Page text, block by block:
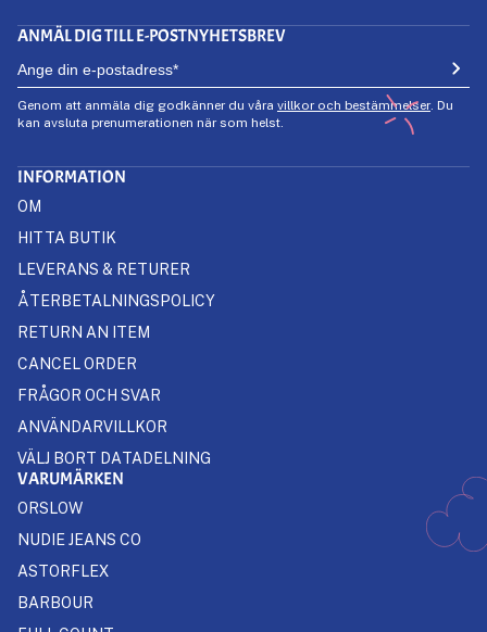
ANMÄL DIG TILL E-POSTNYHETSBREV
Genom att anmäla dig godkänner du våra villkor och bestämmelser. Du
kan avsluta prenumerationen när som helst.
INFORMATION
OM
HITTA BUTIK
LEVERANS & RETURER
ÅTERBETALNINGSPOLICY
RETURN AN ITEM
CANCEL ORDER
FRÅGOR OCH SVAR
ANVÄNDARVILLKOR
VÄLJ BORT DATADELNING
VARUMÄRKEN
ORSLOW
NUDIE JEANS CO
ASTORFLEX
BARBOUR